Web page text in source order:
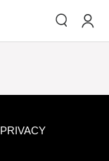
PRIVACY